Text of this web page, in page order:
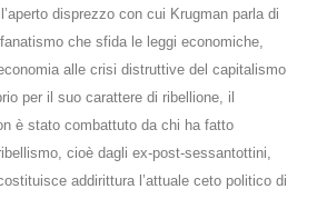
disprezzo con cui Krugman parla di
che sfida le leggi economiche,
alle crisi distruttive del capitalismo
per il suo carattere di ribellione, il
è stato combattuto da chi ha fatto
cioè dagli ex-post-sessantottini,
addirittura l’attuale ceto politico di